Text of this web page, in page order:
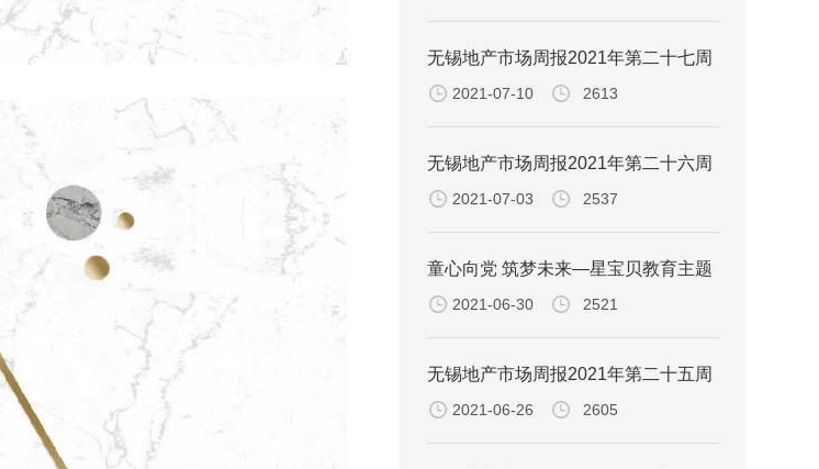
无锡地产市场周报2021年第二十七周
2021-07-10 2613
无锡地产市场周报2021年第二十六周
2021-07-03 2537
童心向党 筑梦未来—星宝贝教育主题
晚会2021-06-30 2521
无锡地产市场周报2021年第二十五周
2021-06-26 2605